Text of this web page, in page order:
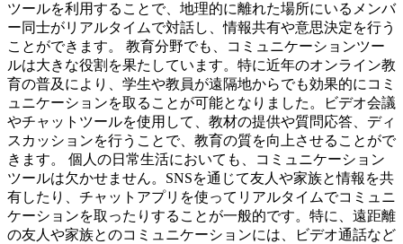
ツールを利用することで、地理的に離れた場所にいるメンバ
ー同士がリアルタイムで対話し、情報共有や意思決定を行う
ことができます。 教育分野でも、コミュニケーションツー
ルは大きな役割を果たしています。特に近年のオンライン教
育の普及により、学生や教員が遠隔地からでも効果的にコミ
ュニケーションを取ることが可能となりました。ビデオ会議
やチャットツールを使用して、教材の提供や質問応答、ディ
スカッションを行うことで、教育の質を向上させることがで
きます。 個人の日常生活においても、コミュニケーション
ツールは欠かせません。SNSを通じて友人や家族と情報を共
有したり、チャットアプリを使ってリアルタイムでコミュニ
ケーションを取ったりすることが一般的です。特に、遠距離
の友人や家族とのコミュニケーションには、ビデオ通話など